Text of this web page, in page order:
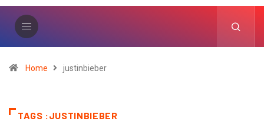
Home justinbieber
TAGS :JUSTINBIEBER